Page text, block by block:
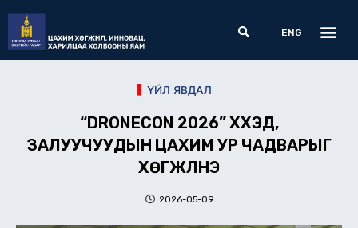
content
Search
ENG
ҮЙЛ ЯВДАЛ
“DRONECON 2026” ХҮҮХЭД,
ЗАЛУУЧУУДЫН ЦАХИМ УР ЧАДВАРЫГ
ХӨГЖҮҮЛНЭ
2026-05-09